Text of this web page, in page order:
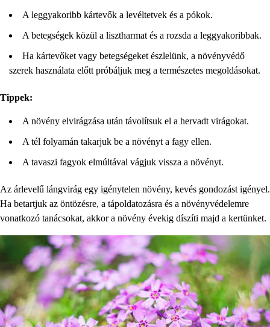
A leggyakoribb kártevők a levéltetvek és a pókok.
A betegségek közül a lisztharmat és a rozsda a leggyakoribbak.
Ha kártevőket vagy betegségeket észlelünk, a növényvédő
szerek használata előtt próbáljuk meg a természetes megoldásokat.
Tippek:
A növény elvirágzása után távolítsuk el a hervadt virágokat.
A tél folyamán takarjuk be a növényt a fagy ellen.
A tavaszi fagyok elmúltával vágjuk vissza a növényt.
Az árlevelű lángvirág egy igénytelen növény, kevés gondozást igényel.
Ha betartjuk az öntözésre, a tápoldatozásra és a növényvédelemre
vonatkozó tanácsokat, akkor a növény évekig díszíti majd a kertünket.